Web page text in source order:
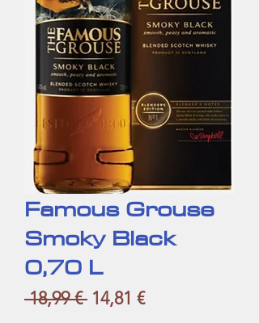
Famous Grouse
Smoky Black
0,70 L
18,99 € Preço
14,81 €Preço